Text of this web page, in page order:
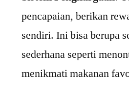
pencapaian, berikan
sendiri. Ini bisa berupa
sederhana seperti
menikmati makanan